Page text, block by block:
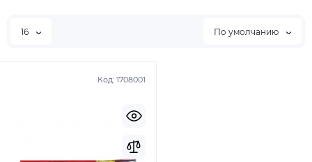
16 По умолчанию
Код: 1708001